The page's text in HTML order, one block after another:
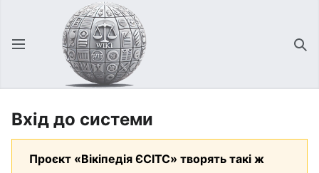
Відкрити головне меню
Вхід до системи
Проєкт «Вікіпедія ЄСІТС» творять такі ж